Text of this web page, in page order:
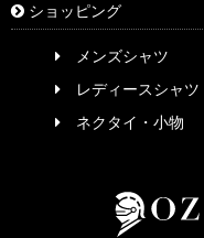
ショッピング
メンズシャツ
レディースシャツ
ネクタイ・小物